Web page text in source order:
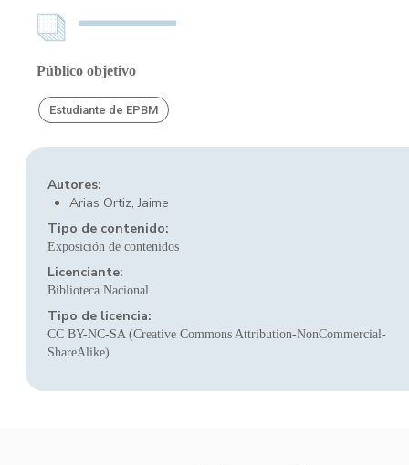
Público objetivo
Estudiante de EPBM
Autores:
Arias Ortiz, Jaime
Tipo de contenido:
Exposición de contenidos
Licenciante:
Biblioteca Nacional
Tipo de licencia:
CC BY-NC-SA (Creative Commons Attribution-NonCommercial-
ShareAlike)